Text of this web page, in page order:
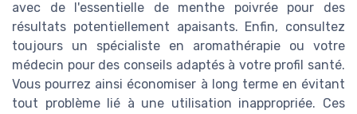
avec de l'essentielle de menthe poivrée pour des
résultats potentiellement apaisants. Enfin, consultez
toujours un spécialiste en aromathérapie ou votre
médecin pour des conseils adaptés à votre profil santé.
Vous pourrez ainsi économiser à long terme en évitant
tout problème lié à une utilisation inappropriée. Ces